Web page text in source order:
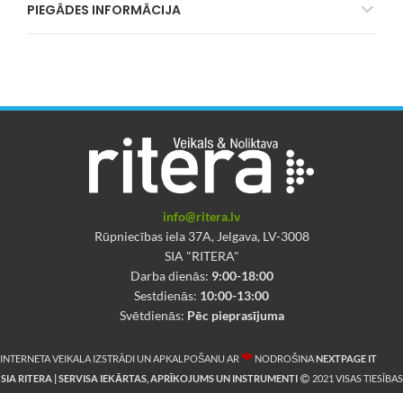
PIEGĀDES INFORMĀCIJA
info@ritera.lv
Rūpniecības iela 37A, Jelgava, LV-3008
SIA "RITERA"
Darba dienās: 9:00-18:00
Sestdienās: 10:00-13:00
Svētdienās: Pēc pieprasījuma
INTERNETA VEIKALA IZSTRĀDI UN APKALPOŠANU AR ❤ NODROŠINANEXTPAGE IT
SIA RITERA | SERVISA IEKĀRTAS, APRĪKOJUMS UN INSTRUMENTI
2021 VISAS TIESĪBAS